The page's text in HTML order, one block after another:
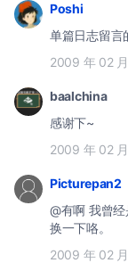
Poshi
单篇日志留言
2009 年 02
baalchina
感谢下~
2009 年 02
Picturepan2
@有啊 我曾
换一下咯。
2009 年 02